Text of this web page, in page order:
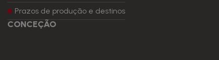
Prazos de produção e destinos
CONCEÇÃO